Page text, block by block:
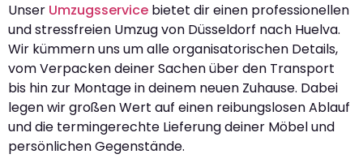
Unser Umzugsservice bietet dir einen professionellen
und stressfreien Umzug von Düsseldorf nach Huelva.
Wir kümmern uns um alle organisatorischen Details,
vom Verpacken deiner Sachen über den Transport
bis hin zur Montage in deinem neuen Zuhause. Dabei
legen wir großen Wert auf einen reibungslosen Ablauf
und die termingerechte Lieferung deiner Möbel und
persönlichen Gegenstände.